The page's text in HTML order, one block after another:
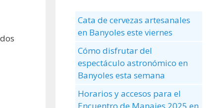
Cata de cervezas artesanales
en Banyoles este viernes
Cómo disfrutar del
espectáculo astronómico en
Banyoles esta semana
Horarios y accesos para el